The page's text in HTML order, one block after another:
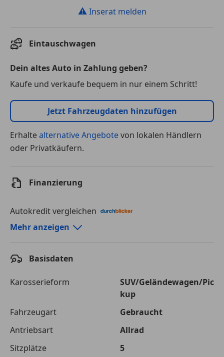
⚠ Inserat melden
Eintauschwagen
Dein altes Auto in Zahlung geben?
Kaufe und verkaufe bequem in nur einem Schritt!
Jetzt Fahrzeugdaten hinzufügen
Erhaltealternative Angebotevon lokalen Händlern
oder Privatkäufern.
Finanzierung
Autokredit vergleichen
Autokredit-Rechner von durchblicker.at
120 Monate
Kreditbetrag
€ 62 900,-
Gesamtbetrag
Mehr anzeigen
Basisdaten
Karosserieform
SUV/Geländewagen/Pic
kup
Fahrzeugart
Gebraucht
Antriebsart
Allrad
Sitzplätze
5